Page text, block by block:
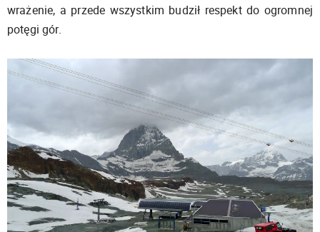
wrażenie, a przede wszystkim budził respekt do ogromnej
potęgi gór.